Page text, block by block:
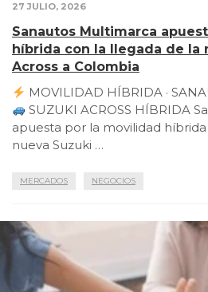
27 JULIO, 2026
Sanautos Multimarca
híbrida con la llegada de la
Across a Colombia
MOVILIDAD HÍBRIDA ·
SUZUKI ACROSS HÍBRIDA
apuesta por la movilidad
nueva Suzuki …
MERCADOS NEGOCIOS